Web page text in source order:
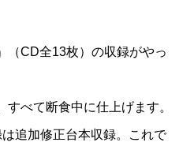
（CD全13枚）の収録がやっ
べて断食中に仕上げます。
追加修正台本収録。これで